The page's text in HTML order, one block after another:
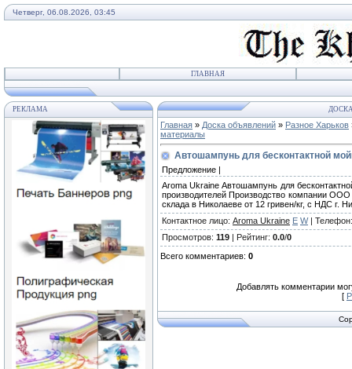
Четверг, 06.08.2026, 03:45
ГЛАВНАЯ
РЕКЛАМА
Главная » Доска объявлений » Разное Харьков
материалы
Автошампунь для бесконтактной
Предложение |
Aroma Ukraine Автошампунь для
производителей Производство компании
склада в Николаеве от 12 гривен/кг, с НДС г.
Контактное лицо: Aroma Ukraine E W| Телефон
Просмотров: 119 | Рейтинг: 0.0/0
Всего комментариев: 0
Добавлять комментарии
[